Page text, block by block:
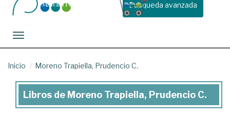
Busqueda avanzada
Toggle navigation
Inicio Moreno Trapiella, Prudencio C.
Libros
Libros de Moreno Trapiella, Prudencio C.